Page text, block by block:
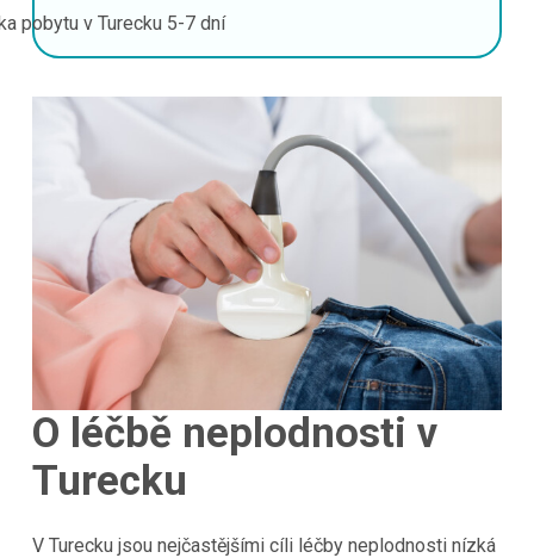
pobytu v Turecku 5-7 dní
O léčbě neplodnosti v
Turecku
V Turecku jsou nejčastějšími cíli léčby neplodnosti nízká